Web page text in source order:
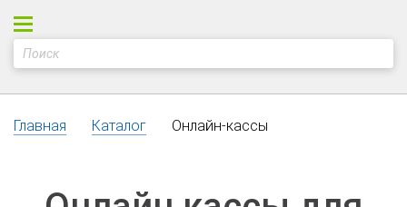
Главная Каталог Онлайн-кассы